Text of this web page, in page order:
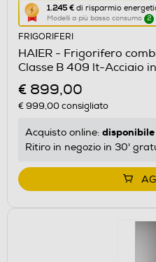
1.245 € di risparmio
Modelli a più basso consumo 2
Questa
azione
aprirà
il
Calcolatore
di
risparmio
energetico
di
FRIGORIFERI
HAIER - Frigorifero
Classe B 409 lt-Acciaio
€ 899,00
€ 999,00consigliato
Acquisto online: disponibile
Ritiro in negozio in 30'